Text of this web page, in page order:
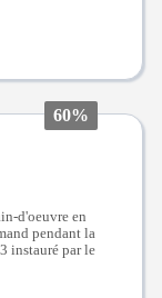
60%
d'oeuvre en
pendant la
instauré par le